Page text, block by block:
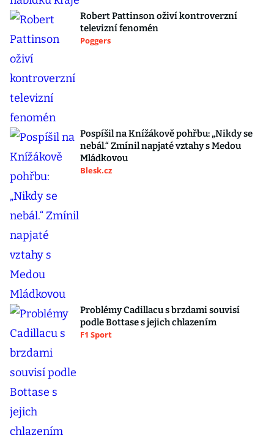
Robert Pattinson oživí kontroverzní
televizní fenomén
Poggers
Pospíšil na Knížákově pohřbu: „Nikdy se
nebál.“ Zmínil napjaté vztahy s Medou
Mládkovou
Blesk.cz
Problémy Cadillacu s brzdami souvisí
podle Bottase s jejich chlazením
F1 Sport